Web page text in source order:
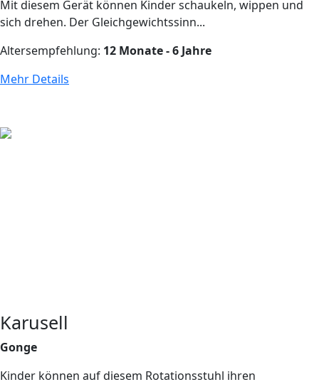
Mit diesem Gerät können Kinder schaukeln, wippen und
sich drehen. Der Gleichgewichtssinn...
Altersempfehlung: 12 Monate - 6 Jahre
Mehr Details
Karusell
Gonge
Kinder können auf diesem Rotationsstuhl ihren